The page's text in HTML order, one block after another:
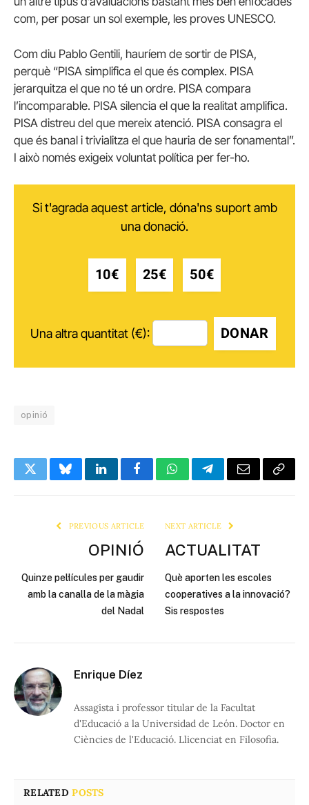
com, per posar un sol exemple, les proves UNESCO.
Com diu Pablo Gentili, hauríem de sortir de PISA,
perquè “PISA simplifica el que és complex. PISA
jerarquitza el que no té un ordre. PISA compara
l’incomparable. PISA silencia el que la realitat amplifica.
PISA distreu del que mereix atenció. PISA consagra el
que és banal i trivialitza el que hauria de ser fonamental”.
I això només exigeix voluntat política per fer-ho.
Si t'agrada aquest article, dóna'ns suport amb
una donació.
10€ 25€ 50€
Una altra quantitat (€): DONAR
opinió
TwitterBlueskyLinkedInFacebookWhatsAppTelegramEmail Copy
PREVIOUS ARTICLE
OPINIÓ
Quinze pel·lícules per gaudir
amb la canalla de la màgia
del Nadal
NEXT ARTICLE
ACTUALITAT
Què aporten les escoles
cooperatives a la innovació?
Sis respostes
Enrique Díez
Assagista i professor titular de la Facultat
d'Educació a la Universidad de León. Doctor en
Ciències de l'Educació. Llicenciat en Filosofia.
RELATEDPOSTS